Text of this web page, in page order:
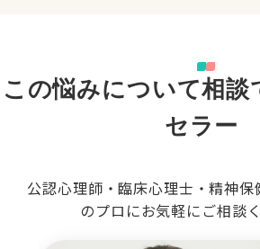
この悩みについて相談
セラー
公認心理師・臨床心理士・精神
のプロにお気軽にご相談く